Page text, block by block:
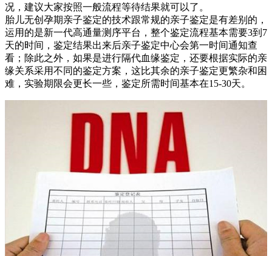
况，建议大家按照一般流程等待结果就可以了。
胎儿无创孕期亲子鉴定的技术跟常规的亲子鉴定是有差别的，
运用的是新一代高通量测序平台，整个鉴定流程基本需要3到7
天的时间，鉴定结果出来后亲子鉴定中心会第一时间通知查
看；除此之外，如果是进行隔代血缘鉴定，还要根据实际的亲
缘关系采用不同的鉴定方案，这比其余的亲子鉴定更繁杂和困
难，实验期限会更长一些，鉴定所需时间基本在15-30天。